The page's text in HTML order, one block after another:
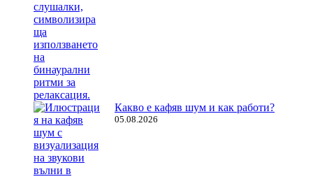
Какво е кафяв шум и как работи?
05.08.2026